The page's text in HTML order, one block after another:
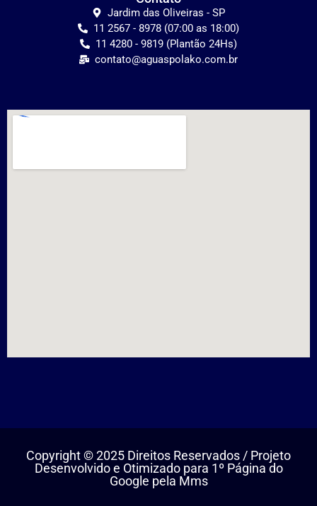
Jardim das Oliveiras - SP
11 2567 - 8978 (07:00 as 18:00)
11 4280 - 9819 (Plantão 24Hs)
contato@aguaspolako.com.br
Copyright © 2025 Direitos Reservados / Projeto
Desenvolvido e Otimizado para 1º Página do
Google pela Mms